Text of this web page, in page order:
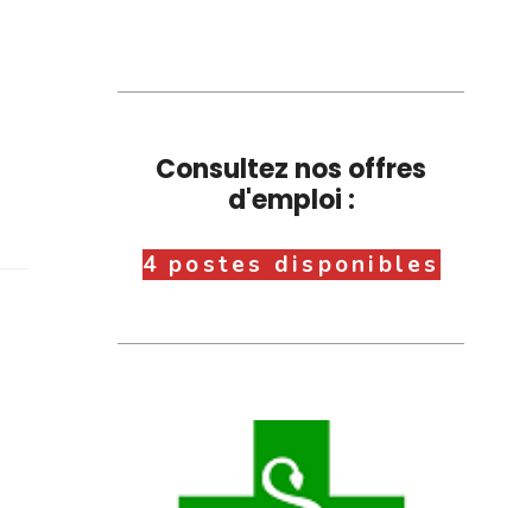
Consultez nos offres
d'emploi :
4 postes disponibles